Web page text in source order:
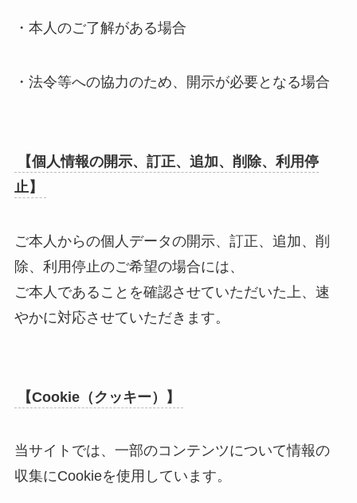
・本人のご了解がある場合
・法令等への協力のため、開示が必要となる場合
【個人情報の開示、訂正、追加、削除、利用停
止】
ご本人からの個人データの開示、訂正、追加、削
除、利用停止のご希望の場合には、
ご本人であることを確認させていただいた上、速
やかに対応させていただきます。
【Cookie（クッキー）】
当サイトでは、一部のコンテンツについて情報の
収集にCookieを使用しています。